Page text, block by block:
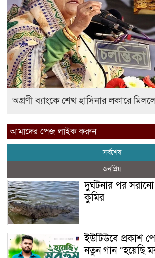
অগ্রণী ব্যাংকে শেখ হাসিনার লকারে
আমাদের পেজ লাইক করুন
সর্বশেষ
জনপ্রিয়
দুর্ঘটনার পর
কুমির
ইউটিউবে প্রকাশ
নতুন গান “হয়েছি